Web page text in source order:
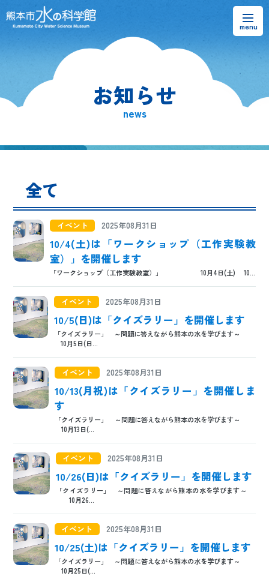
熊本市水の科学館とは
お問い合わせ
日本語 ENGLISH 中文 한국어
お知らせ
news
全て
イベント 2025年08月31日
10/4(土)は「ワークショップ（工作実験教
室）」を開催します
「ワークショップ（工作実験教室）」 10月4日(土) 10...
イベント 2025年08月31日
10/5(日)は「クイズラリー」を開催します
「クイズラリー」 ～問題に答えながら熊本の水を学びます～
10月5日(日...
イベント 2025年08月31日
10/13(月祝)は「クイズラリー」を開催しま
す
「クイズラリー」 ～問題に答えながら熊本の水を学びます～
10月13日(...
イベント 2025年08月31日
10/26(日)は「クイズラリー」を開催します
「クイズラリー」 ～問題に答えながら熊本の水を学びます～
10月26...
イベント 2025年08月31日
10/25(土)は「クイズラリー」を開催します
「クイズラリー」 ～問題に答えながら熊本の水を学びます～
10月25日(...